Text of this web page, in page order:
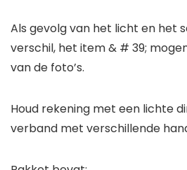
Als gevolg van het licht en het
verschil, het item & # 39;
van de foto’s.
Houd rekening met een lichte
verband met verschillende